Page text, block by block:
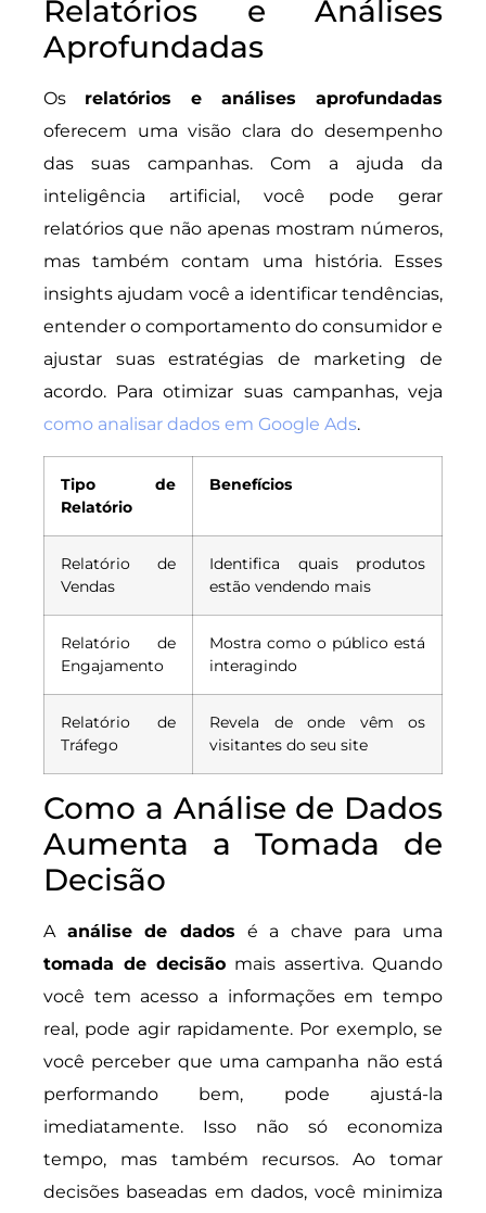
Relatórios e Análises
Aprofundadas
Os relatórios e análises aprofundadas
oferecem uma visão clara do desempenho
das suas campanhas. Com a ajuda da
inteligência artificial, você pode gerar
relatórios que não apenas mostram números,
mas também contam uma história. Esses
insights ajudam você a identificar tendências,
entender o comportamento do consumidor e
ajustar suas estratégias de marketing de
acordo. Para otimizar suas campanhas, veja
como analisar dados em Google Ads.
Tipo de
Relatório
Benefícios
Relatório de
Vendas
Identifica quais produtos
estão vendendo mais
Relatório de
Engajamento
Mostra como o público está
interagindo
Relatório de
Tráfego
Revela de onde vêm os
visitantes do seu site
Como a Análise de Dados
Aumenta a Tomada de
Decisão
A análise de dados é a chave para uma
tomada de decisão mais assertiva. Quando
você tem acesso a informações em tempo
real, pode agir rapidamente. Por exemplo, se
você perceber que uma campanha não está
performando bem, pode ajustá-la
imediatamente. Isso não só economiza
tempo, mas também recursos. Ao tomar
decisões baseadas em dados, você minimiza